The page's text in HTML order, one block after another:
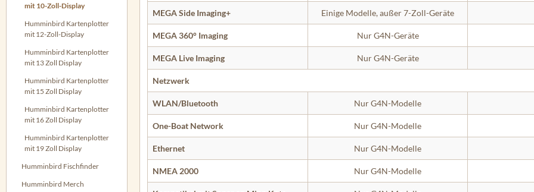
mit 10-Zoll-Display
Humminbird Kartenplotter
mit 12-Zoll-Display
Humminbird Kartenplotter
mit 13 Zoll Display
Humminbird Kartenplotter
mit 15 Zoll Display
Humminbird Kartenplotter
mit 16 Zoll Display
Humminbird Kartenplotter
mit 19 Zoll Display
Humminbird Fischfinder
Humminbird Merch
MEGA Side Imaging+ Einige Modelle, außer 7-Zoll-Geräte
MEGA 360° Imaging Nur G4N-Geräte
MEGA Live Imaging Nur G4N-Geräte
Netzwerk
WLAN/Bluetooth Nur G4N-Modelle
One-Boat Network Nur G4N-Modelle
Ethernet Nur G4N-Modelle
NMEA 2000 Nur G4N-Modelle